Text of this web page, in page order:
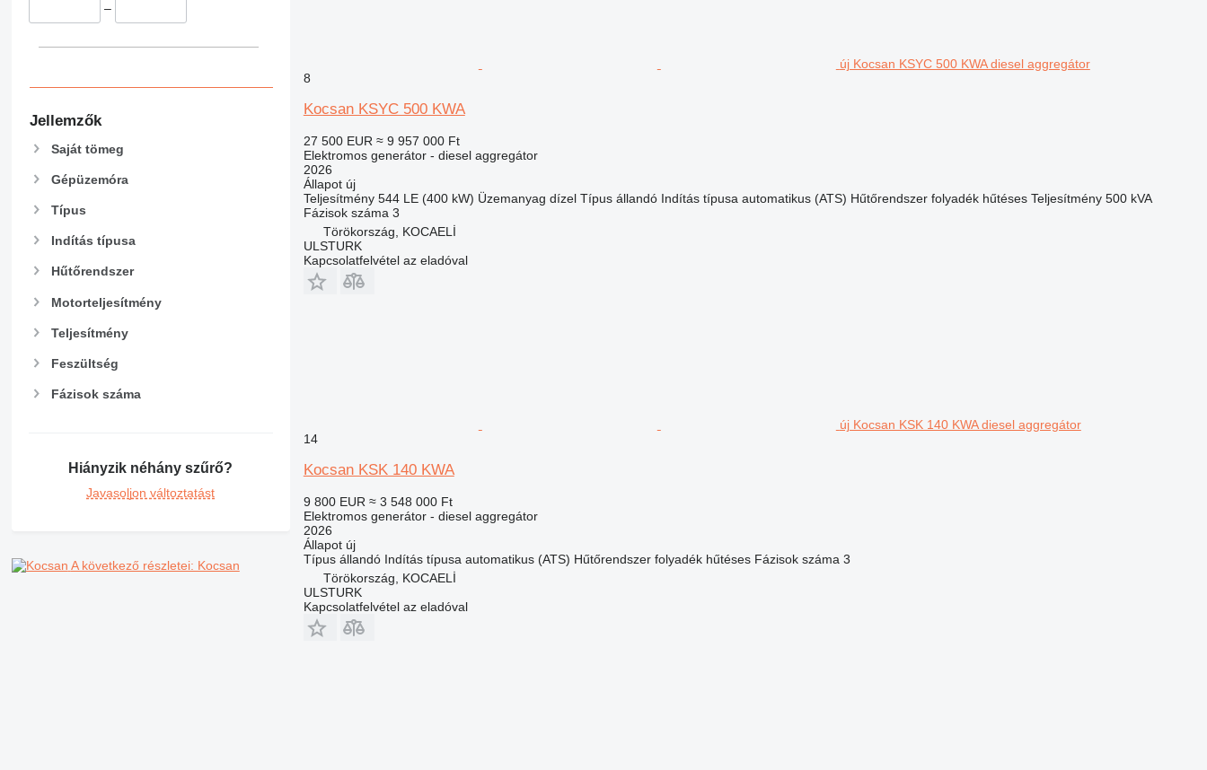
–
Jellemzők
Saját tömeg
Gépüzemóra
Típus
Indítás típusa
Hűtőrendszer
Motorteljesítmény
Teljesítmény
Feszültség
Fázisok száma
Hiányzik néhány szűrő?
Javasoljon változtatást
A következő részletei: Kocsan
új Kocsan KSYC 500 KWA diesel aggregátor
8
Kocsan KSYC 500 KWA
27 500 EUR ≈ 9 957 000 Ft
Elektromos generátor - diesel aggregátor
2026
Állapotúj
Teljesítmény 544 LE (400 kW) Üzemanyag dízel Típus állandó Indítás típusa automatikus (ATS) Hűtőrendszer folyadék hűtéses Teljesítmény 500 kVA
Fázisok száma 3
Törökország, KOCAELİ
ULSTURK
Kapcsolatfelvétel az eladóval
új Kocsan KSK 140 KWA diesel aggregátor
14
Kocsan KSK 140 KWA
9 800 EUR ≈ 3 548 000 Ft
Elektromos generátor - diesel aggregátor
2026
Állapotúj
Típus állandó Indítás típusa automatikus (ATS) Hűtőrendszer folyadék hűtéses Fázisok száma 3
Törökország, KOCAELİ
ULSTURK
Kapcsolatfelvétel az eladóval